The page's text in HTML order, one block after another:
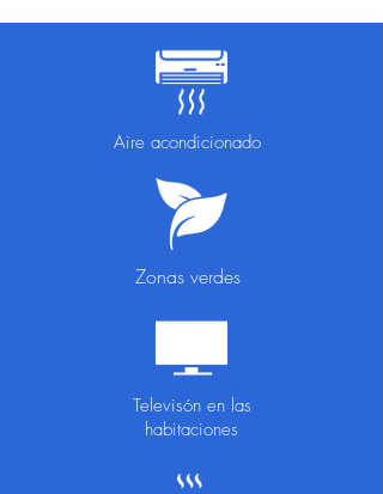
Aire acondicionado
Zonas verdes
Televisón en las
habitaciones